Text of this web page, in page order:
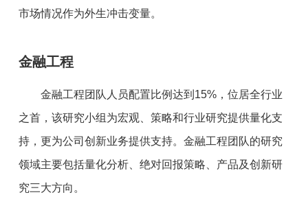
市场情况作为外生冲击变量。
金融工程
金融工程团队人员配置比例达到15%，位居全行业
之首，该研究小组为宏观、策略和行业研究提供量化支
持，更为公司创新业务提供支持。金融工程团队的研究
领域主要包括量化分析、绝对回报策略、产品及创新研
究三大方向。